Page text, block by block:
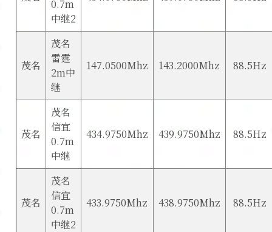
0.7m
中继2
茂名
茂名
雷霆
2m中
继
147.0500Mhz 143.2000Mhz 88.5Hz
茂名
茂名
信宜
0.7m
中继
434.9750Mhz 439.9750Mhz 88.5Hz
茂名
茂名
信宜
0.7m
中继2
433.9750Mhz 438.9750Mhz 88.5Hz